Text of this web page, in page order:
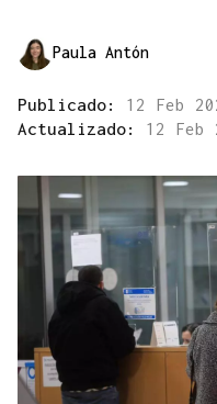
Paula Antón
Publicado: 12 Feb
Actualizado: 12 Feb